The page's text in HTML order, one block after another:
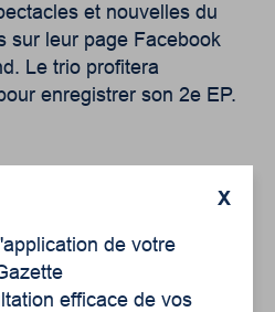
et nouvelles du
sur leur page Facebook
Le trio profitera
enregistrer son 2e EP.
X
de votre
efficace de vos